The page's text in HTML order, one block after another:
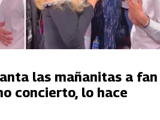
las mañanitas a fan
concierto, lo hace